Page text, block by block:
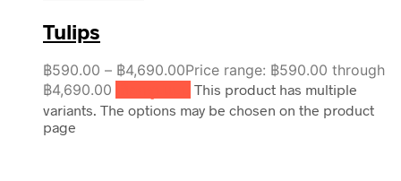
Tulips
฿590.00 – ฿4,690.00Price range: ฿590.00 through
฿4,690.00
This product has multiple
variants. The options may be chosen on the product
page